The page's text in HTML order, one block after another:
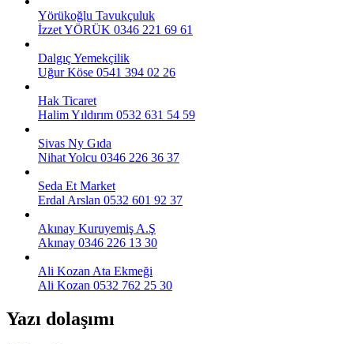
Yörükoğlu Tavukçuluk
İzzet YÖRÜK 0346 221 69 61
Dalgıç Yemekçilik
Uğur Köse 0541 394 02 26
Hak Ticaret
Halim Yıldırım 0532 631 54 59
Sivas Ny Gıda
Nihat Yolcu 0346 226 36 37
Seda Et Market
Erdal Arslan 0532 601 92 37
Akınay Kuruyemiş A.Ş
Akınay 0346 226 13 30
Ali Kozan Ata Ekmeği
Ali Kozan 0532 762 25 30
Yazı dolaşımı